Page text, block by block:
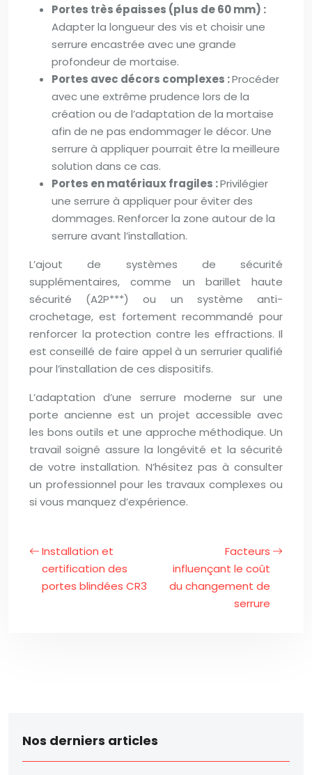
Portes très épaisses (plus de 60 mm) :
Adapter la longueur des vis et choisir une
serrure encastrée avec une grande
profondeur de mortaise.
Portes avec décors complexes :Procéder
avec une extrême prudence lors de la
création ou de l’adaptation de la mortaise
afin de ne pas endommager le décor. Une
serrure à appliquer pourrait être la meilleure
solution dans ce cas.
Portes en matériaux fragiles :Privilégier
une serrure à appliquer pour éviter des
dommages. Renforcer la zone autour de la
serrure avant l’installation.
L’ajout de systèmes de sécurité
supplémentaires, comme un barillet haute
sécurité (A2P***) ou un système anti-
crochetage, est fortement recommandé pour
renforcer la protection contre les effractions. Il
est conseillé de faire appel à un serrurier qualifié
pour l’installation de ces dispositifs.
L’adaptation d’une serrure moderne sur une
porte ancienne est un projet accessible avec
les bons outils et une approche méthodique. Un
travail soigné assure la longévité et la sécurité
de votre installation. N’hésitez pas à consulter
un professionnel pour les travaux complexes ou
si vous manquez d’expérience.
Installation et
certification des
portes blindées CR3
Facteurs
influençant le coût
du changement de
serrure
Nos derniers articles